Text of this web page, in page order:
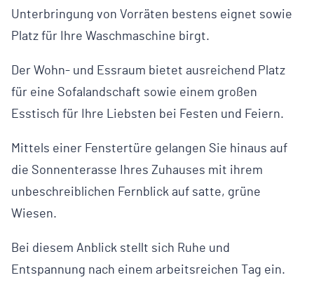
Unterbringung von Vorräten bestens eignet sowie
Platz für Ihre Waschmaschine birgt.
Der Wohn- und Essraum bietet ausreichend Platz
für eine Sofalandschaft sowie einem großen
Esstisch für Ihre Liebsten bei Festen und Feiern.
Mittels einer Fenstertüre gelangen Sie hinaus auf
die Sonnenterasse Ihres Zuhauses mit ihrem
unbeschreiblichen Fernblick auf satte, grüne
Wiesen.
Bei diesem Anblick stellt sich Ruhe und
Entspannung nach einem arbeitsreichen Tag ein.